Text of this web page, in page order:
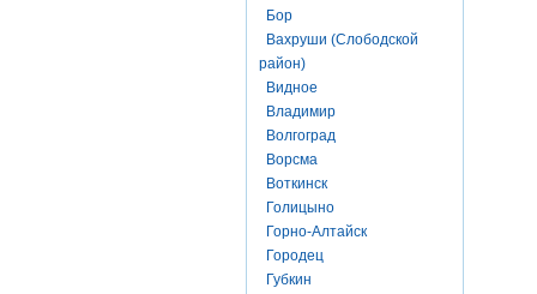
Бор
Вахруши (Слободской
район)
Видное
Владимир
Волгоград
Ворсма
Воткинск
Голицыно
Горно-Алтайск
Городец
Губкин